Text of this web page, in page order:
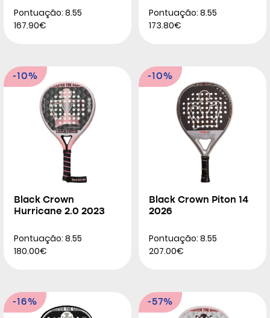
Pontuação: 8.55
167.90€
Pontuação: 8.55
173.80€
-10%
Black Crown
Hurricane 2.0 2023
Pontuação: 8.55
180.00€
-10%
Black Crown Piton 14
2026
Pontuação: 8.55
207.00€
-16% -57%